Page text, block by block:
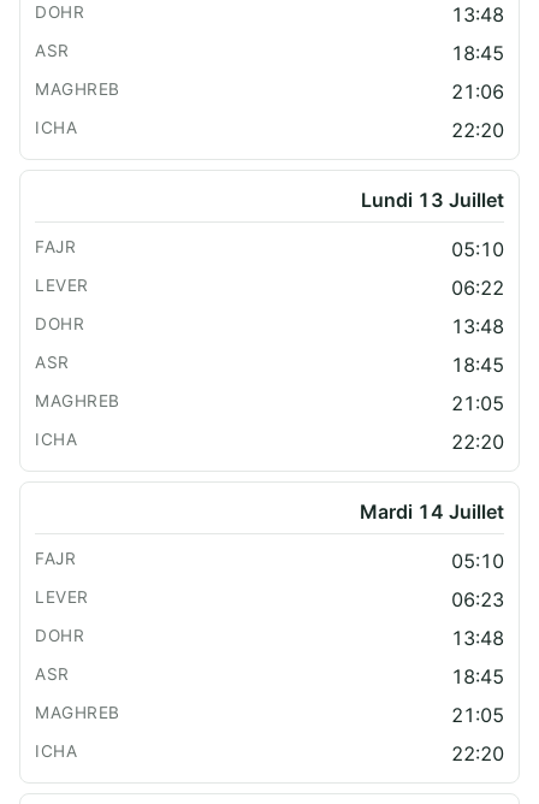
13:48
18:45
21:06
22:20
Lundi 13 Juillet
05:10
06:22
13:48
18:45
21:05
22:20
Mardi 14 Juillet
05:10
06:23
13:48
18:45
21:05
22:20